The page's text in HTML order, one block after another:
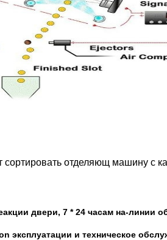
двери, 7 * 24 часам на-линии
эксплуатации и техническое